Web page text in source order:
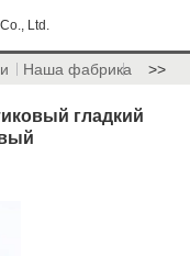
Ltd.
Наша фабрика >>
гладкий